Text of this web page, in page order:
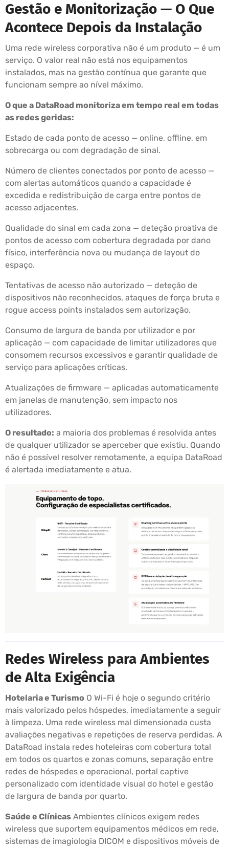
Gestão e Monitorização — O Que
Acontece Depois da Instalação
Uma rede wireless corporativa não é um produto — é um
serviço. O valor real não está nos equipamentos
instalados, mas na gestão contínua que garante que
funcionam sempre ao nível máximo.
O que a DataRoad monitoriza em tempo real em todas
as redes geridas:
Estado de cada ponto de acesso — online, offline, em
sobrecarga ou com degradação de sinal.
Número de clientes conectados por ponto de acesso —
com alertas automáticos quando a capacidade é
excedida e redistribuição de carga entre pontos de
acesso adjacentes.
Qualidade do sinal em cada zona — deteção proativa de
pontos de acesso com cobertura degradada por dano
físico, interferência nova ou mudança de layout do
espaço.
Tentativas de acesso não autorizado — deteção de
dispositivos não reconhecidos, ataques de força bruta e
rogue access points instalados sem autorização.
Consumo de largura de banda por utilizador e por
aplicação — com capacidade de limitar utilizadores que
consomem recursos excessivos e garantir qualidade de
serviço para aplicações críticas.
Atualizações de firmware — aplicadas automaticamente
em janelas de manutenção, sem impacto nos
utilizadores.
O resultado: a maioria dos problemas é resolvida antes
de qualquer utilizador se aperceber que existiu. Quando
não é possível resolver remotamente, a equipa DataRoad
é alertada imediatamente e atua.
Redes Wireless para Ambientes
de Alta Exigência
Hotelaria e Turismo O Wi-Fi é hoje o segundo critério
mais valorizado pelos hóspedes, imediatamente a seguir
à limpeza. Uma rede wireless mal dimensionada custa
avaliações negativas e repetições de reserva perdidas. A
DataRoad instala redes hoteleiras com cobertura total
em todos os quartos e zonas comuns, separação entre
redes de hóspedes e operacional, portal captive
personalizado com identidade visual do hotel e gestão
de largura de banda por quarto.
Saúde e Clínicas Ambientes clínicos exigem redes
wireless que suportem equipamentos médicos em rede,
sistemas de imagiologia DICOM e dispositivos móveis de